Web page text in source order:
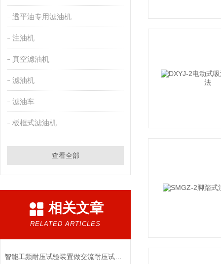
透平油专用滤油机
注油机
真空滤油机
滤油机
滤油车
板框式滤油机
查看全部
相关文章
RELATED ARTICLES
智能工频耐压试验装置做交流耐压试验时应留意的几点要求